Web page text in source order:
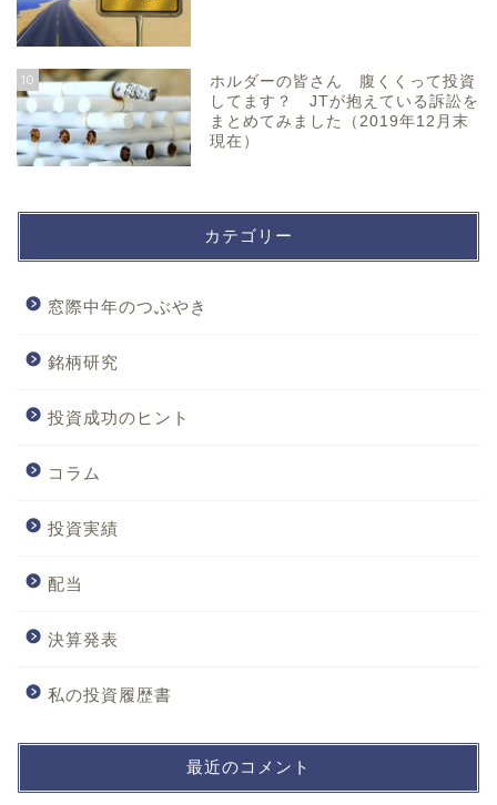
10
ホルダーの皆さん 腹くくって投資
してます？ JTが抱えている訴訟を
まとめてみました（2019年12月末
現在）
カテゴリー
窓際中年のつぶやき
銘柄研究
投資成功のヒント
コラム
投資実績
配当
決算発表
私の投資履歴書
最近のコメント